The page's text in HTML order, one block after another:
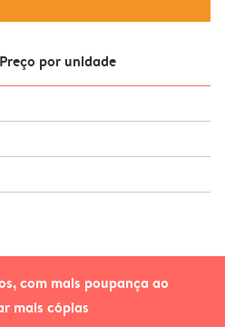
com mais poupança ao
mais cópias
Preço por unidade